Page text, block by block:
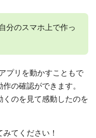
分のスマホ上で作っ
プリを動かすこともで
の確認ができます。
のを見て感動したのを
てください！